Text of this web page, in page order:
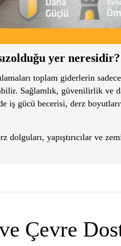
yer
toplam giderlerin
Sağlamlık, güvenilirlik ve
gücü becerisi, derz
yapıştırıcılar ve
Çevre